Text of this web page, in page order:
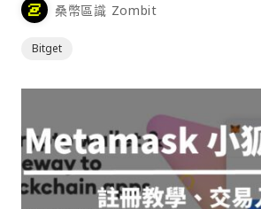
桑幣區識 Zombit
Bitget